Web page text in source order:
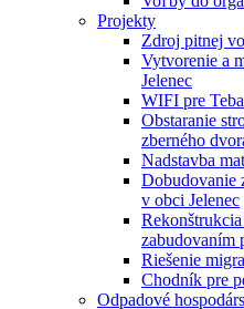
Projekty
Zdroj pitnej
Vytvorenie a
Jelenec
WIFI pre Teba
Obstaranie
zberného
Nadstavba
Dobudovanie
v obci Jelenec
zabudovaním
Riešenie
Chodník pre
Odpadové